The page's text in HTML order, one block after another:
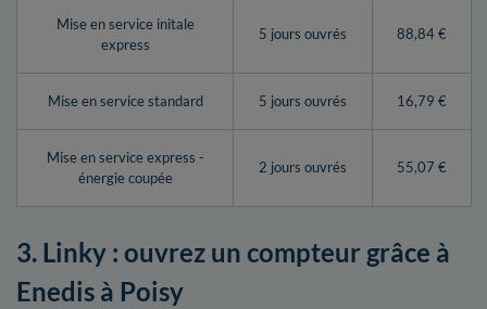
Mise en service initale
express
5 jours ouvrés 88,84 €
Mise en service standard 5 jours ouvrés 16,79 €
Mise en service express -
énergie coupée
2 jours ouvrés 55,07 €
3. Linky : ouvrez un compteur grâce à
Enedis à Poisy